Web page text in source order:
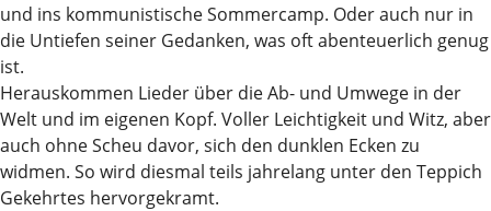
und ins kommunistische Sommercamp. Oder auch nur in
die Untiefen seiner Gedanken, was oft abenteuerlich genug
ist.
Herauskommen Lieder über die Ab- und Umwege in der
Welt und im eigenen Kopf. Voller Leichtigkeit und Witz, aber
auch ohne Scheu davor, sich den dunklen Ecken zu
widmen. So wird diesmal teils jahrelang unter den Teppich
Gekehrtes hervorgekramt.